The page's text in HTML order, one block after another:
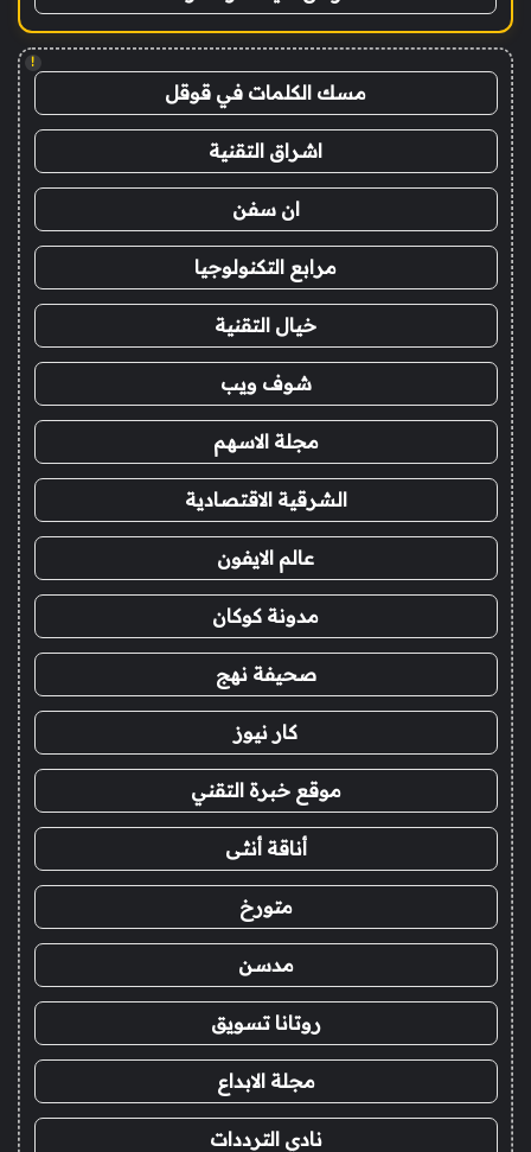
!
مسك الكلمات في قوقل
اشراق التقنية
ان سفن
مرابع التكنولوجيا
خيال التقنية
شوف ويب
مجلة الاسهم
الشرقية الاقتصادية
عالم الايفون
مدونة كوكان
صحيفة نهج
كار نيوز
موقع خبرة التقني
أناقة أنثى
متورخ
مدسن
روتانا تسويق
مجلة الابداع
نادي الترددات